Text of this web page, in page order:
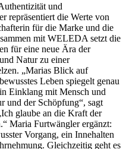
und
repräsentiert die Werte von
für die Marke und die
mit WELEDA setzt die
für eine neue Ära der
Natur zu einer
„Marias Blick auf
Leben spiegelt genau
Einklang mit Mensch und
und der Schöpfung“, sagt
glaube an die Kraft der
Maria Furtwängler ergänzt:
Vorgang, ein Innehalten
Gleichzeitig geht es